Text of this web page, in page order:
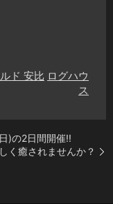
ド 安比 ログハウ
ス
)の2日間開催!!
く癒されませんか？